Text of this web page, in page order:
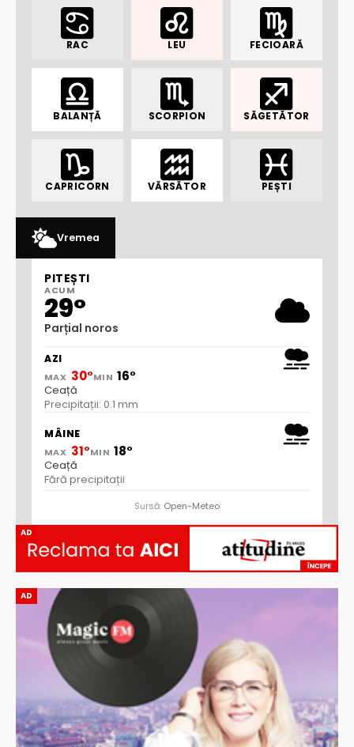
AD
AD
RAC LEU FECIOARĂ
BALANȚĂ SCORPION SĂGETĂTOR
CAPRICORN VĂRSĂTOR PEȘTI
Vremea
PITEȘTI
ACUM
29°
Parțial noros
AZI
MAX 30°MIN 16°
Ceață
Precipitații: 0.1 mm
MÂINE
MAX 31°MIN 18°
Ceață
Fără precipitații
Sursă: Open-Meteo